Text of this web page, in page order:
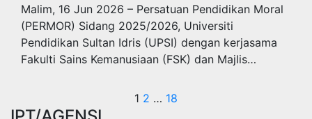
Malim, 16 Jun 2026 – Persatuan Pendidikan Moral
(PERMOR) Sidang 2025/2026, Universiti
Pendidikan Sultan Idris (UPSI) dengan kerjasama
Fakulti Sains Kemanusiaan (FSK) dan Majlis…
Navigasi
1 2 … 18